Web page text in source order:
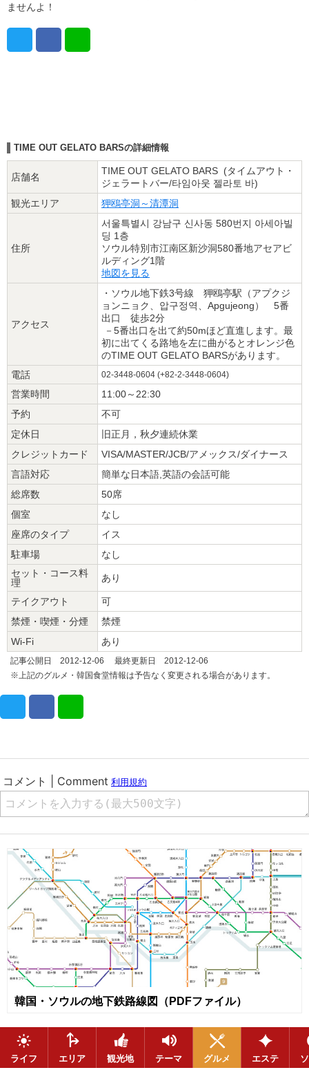
ませんよ！
TIME OUT GELATO BARSの詳細情報
店舗名
TIME OUT GELATO BARS (タイムアウト・
ジェラートバー/타임아웃 젤라토 바)
観光エリア
狎鴎亭洞～清潭洞
住所
서울특별시 강남구 신사동 580번지 아세아빌
딩 1층
ソウル特別市江南区新沙洞580番地アセアビ
ルディング1階
地図を見る
アクセス
・ソウル地下鉄3号線 狎鴎亭駅（アプクジ
ョンニョク、압구정역、Apgujeong） 5番
出口 徒歩2分
－5番出口を出て約50mほど直進します。最
初に出てくる路地を左に曲がるとオレンジ色
のTIME OUT GELATO BARSがあります。
電話
02-3448-0604 (+82-2-3448-0604)
営業時間
11:00～22:30
予約
不可
定休日
旧正月，秋夕連続休業
クレジットカード
VISA/MASTER/JCB/アメックス/ダイナース
言語対応
簡単な日本語,英語の会話可能
総席数
50席
個室
なし
座席のタイプ
イス
駐車場
なし
セット・コース料
理
あり
テイクアウト
可
禁煙・喫煙・分煙
禁煙
Wi-Fi
あり
記事公開日 2012-12-06 最終更新日 2012-12-06
※上記のグルメ・韓国食堂情報は予告なく変更される場合があります。
韓国・ソウルの地下鉄路線図（PDFファイル）
ライフ エリア 観光地 テーマ グルメ エステ